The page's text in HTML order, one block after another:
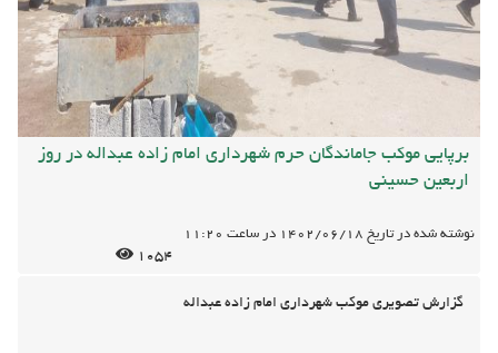
برپایی موکب جاماندگان حرم شهرداری امام زاده عبداله در روز
اربعین حسینی
نوشته شده در تاریخ 1402/06/18 در ساعت 11:20
1054
گزارش تصویری موکب شهرداری امام زاده عبداله